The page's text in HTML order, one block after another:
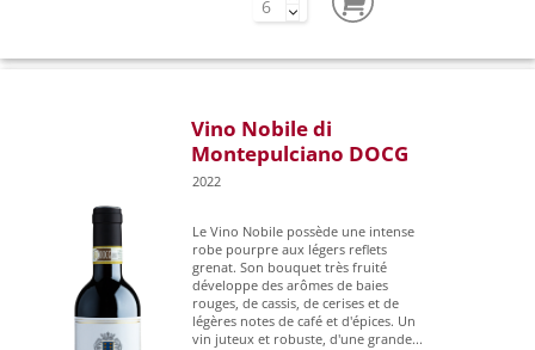
Vino Nobile di
Montepulciano DOCG
2022
Le Vino Nobile possède une intense
robe pourpre aux légers reflets
grenat. Son bouquet très fruité
développe des arômes de baies
rouges, de cassis, de cerises et de
légères notes de café et d'épices. Un
vin juteux et robuste, d'une grande...